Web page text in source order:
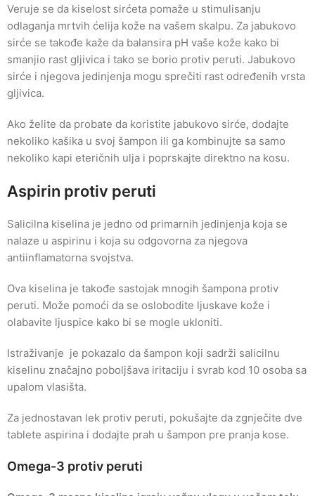
Veruje se da kiselost sirćeta pomaže u stimulisanju
odlaganja mrtvih ćelija kože na vašem skalpu. Za jabukovo
sirće se takođe kaže da balansira pH vaše kože kako bi
smanjio rast gljivica i tako se borio protiv peruti. Jabukovo
sirće i njegova jedinjenja mogu sprečiti rast određenih vrsta
gljivica.
Ako želite da probate da koristite jabukovo sirće, dodajte
nekoliko kašika u svoj šampon ili ga kombinujte sa samo
nekoliko kapi eteričnih ulja i poprskajte direktno na kosu.
Aspirin protiv peruti
Salicilna kiselina je jedno od primarnih jedinjenja koja se
nalaze u aspirinu i koja su odgovorna za njegova
antiinflamatorna svojstva.
Ova kiselina je takođe sastojak mnogih šampona protiv
peruti. Može pomoći da se oslobodite ljuskave kože i
olabavite ljuspice kako bi se mogle ukloniti.
Istraživanje je pokazalo da šampon koji sadrži salicilnu
kiselinu značajno poboljšava iritaciju i svrab kod 10 osoba sa
upalom vlasišta.
Za jednostavan lek protiv peruti, pokušajte da zgnječite dve
tablete aspirina i dodajte prah u šampon pre pranja kose.
Omega-3 protiv peruti